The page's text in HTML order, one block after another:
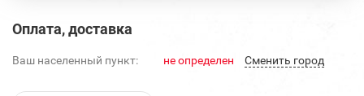
Оплата, доставка
Ваш населенный пункт: не определен Cменить город